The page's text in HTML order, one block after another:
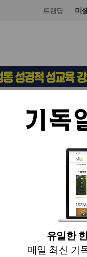
트랜딩 미
유일한
매일 최신 기
미
밀레니